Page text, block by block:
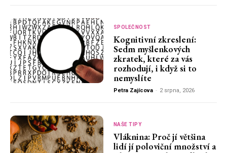
SPOLEČNOST
Kognitivní zkreslení:
Sedm myšlenkových
zkratek, které za vás
rozhodují, i když si to
nemyslíte
Petra Zajícova - 2 srpna, 2026
NAŠE TIPY
Vláknina: Proč jí většina
lidí jí poloviční množství a